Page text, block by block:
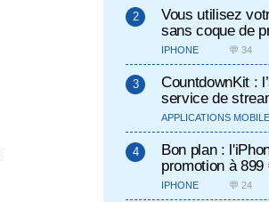
Vous utilisez
sans coque de
IPHONE 💬 34
CountdownKit :
service de
APPLICATIONS MOBILE
Bon plan :
promotion à 899
IPHONE 💬 24